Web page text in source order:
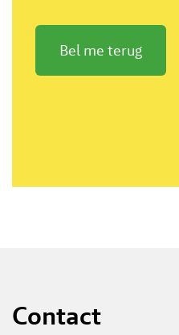
Bel me terug
Contact